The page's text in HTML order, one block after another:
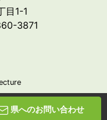
県へのお問い合わせ
目1-1
3871